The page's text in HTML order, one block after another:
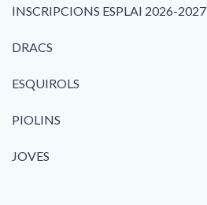
INSCRIPCIONS ESPLAI 2026-2027
DRACS
ESQUIROLS
PIOLINS
JOVES